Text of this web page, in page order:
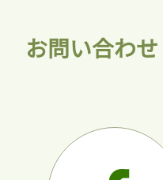
お問い合わせ